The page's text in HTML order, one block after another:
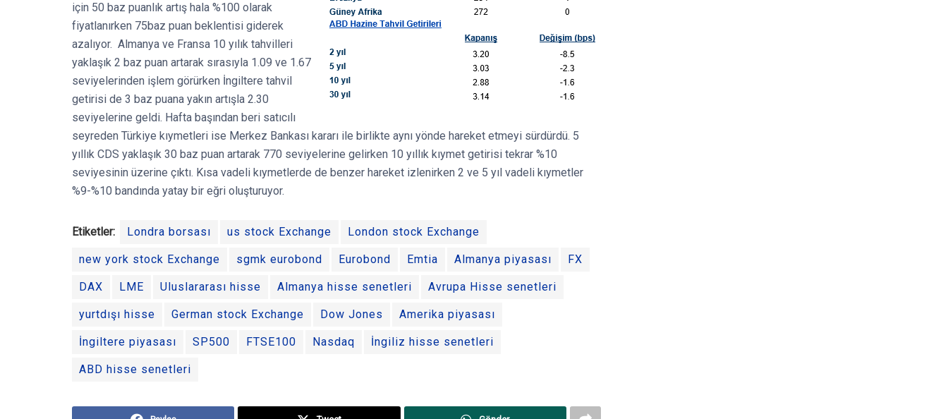
için 50 baz puanlık artış hala %100 olarak
fiyatlanırken 75baz puan beklentisi giderek
azalıyor. Almanya ve Fransa 10 yılık tahvilleri
yaklaşık 2 baz puan artarak sırasıyla 1.09 ve 1.67
seviyelerinden işlem görürken İngiltere tahvil
getirisi de 3 baz puana yakın artışla 2.30
seviyelerine geldi. Hafta başından beri satıcılı
seyreden Türkiye kıymetleri ise Merkez Bankası kararı ile birlikte aynı yönde hareket etmeyi sürdürdü. 5
yıllık CDS yaklaşık 30 baz puan artarak 770 seviyelerine gelirken 10 yıllık kıymet getirisi tekrar %10
seviyesinin üzerine çıktı. Kısa vadeli kıymetlerde de benzer hareket izlenirken 2 ve 5 yıl vadeli kıymetler
%9-%10 bandında yatay bir eğri oluşturuyor.
Etiketler: Londra borsası us stock Exchange London stock Exchange
new york stock Exchange sgmk eurobond Eurobond Emtia Almanya piyasası FX
DAX LME Uluslararası hisse Almanya hisse senetleri Avrupa Hisse senetleri
yurtdışı hisse German stock Exchange Dow Jones Amerika piyasası
İngiltere piyasası SP500 FTSE100 Nasdaq İngiliz hisse senetleri
ABD hisse senetleri